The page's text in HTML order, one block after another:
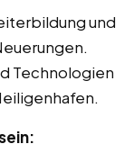
und
Technologien